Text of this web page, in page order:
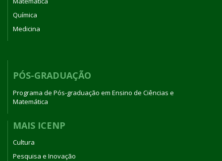
Química
Medicina
PÓS-GRADUAÇÃO
Programa de Pós-graduação em Ensino de Ciências e
Matemática
MAIS ICENP
Cultura
Pesquisa e Inovação